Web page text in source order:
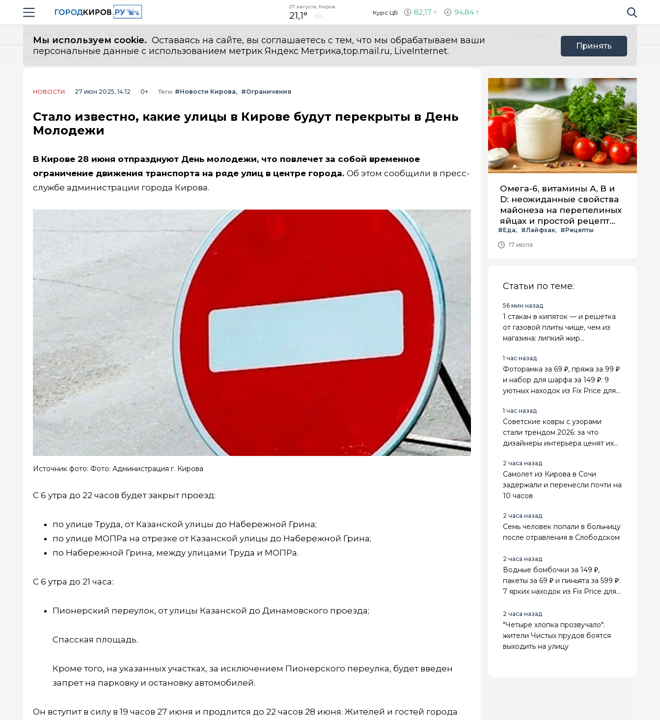
Навигация сайта
07 августа, Киров
21,1° Курс ЦБ 82,17 94,84 Поиск по
Мы используем cookie. Оставаясь на сайте, вы соглашаетесь с тем, что мы обрабатываем ваши
персональные данные с использованием метрик Яндекс Метрика,top.mail.ru, LiveInternet.
Принять
Все новости
Главная Лента новостей
НОВОСТИ 27 июн 2025, 14:12 0+ Теги: #Новости Кирова #Ограничения
Стало известно, какие улицы в Кирове будут перекрыты в День
Молодежи
В Кирове 28 июня отпразднуют День молодежи, что повлечет за собой временное
ограничение движения транспорта на ряде улиц в центре города. Об этом сообщили в пресс-
службе администрации города Кирова.
Источник фото: Фото: Администрация г. Кирова
С 6 утра до 22 часов будет закрыт проезд:
по улице Труда, от Казанской улицы до Набережной Грина;
по улице МОПРа на отрезке от Казанской улицы до Набережной Грина;
по Набережной Грина, между улицами Труда и МОПРа.
С 6 утра до 21 часа:
Пионерский переулок, от улицы Казанской до Динамовского проезда;
Спасская площадь.
Кроме того, на указанных участках, за исключением Пионерского переулка, будет введен
запрет на парковку и остановку автомобилей.
Он вступит в силу в 19 часов 27 июня и продлится до 22 часов 28 июня. Жителей и гостей города
Омега-6, витамины А, В и
D: неожиданные свойства
майонеза на перепелиных
яйцах и простой рецепт
летнего салата с ним
#Еда #Лайфхак
#Рецепты
17 июля
Статьи по теме:
56 мин назад
1 стакан в кипяток — и решетка
от газовой плиты чище, чем из
магазина: липкий жир
1 час назад
Фоторамка за 69 ₽, пряжа за 99 ₽
и набор для шарфа за 149 ₽: 9
уютных находок из Fix Price для
1 час назад
Советские ковры с узорами
стали трендом 2026: за что
дизайнеры интерьера ценят их
2 часа назад
Самолет из Кирова в Сочи
задержали и перенесли почти на
10 часов
2 часа назад
Семь человек попали в больницу
после отравления в Слободском
2 часа назад
Водные бомбочки за 149 ₽,
пакеты за 69 ₽ и пиньята за 599 ₽:
7 ярких находок из Fix Price для
2 часа назад
"Четыре хлопка прозвучало":
жители Чистых прудов боятся
выходить на улицу